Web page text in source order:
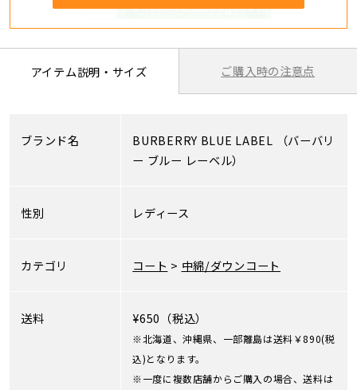
アイテム説明・サイズ ご購入時の注意点
ブランド名 BURBERRY BLUE LABEL （バーバリ
ー ブルー レーベル）
性別 レディース
カテゴリ コート > 中綿/ダウンコート
送料 ¥650（税込）
※北海道、沖縄県、一部離島は送料￥890(税
込)となります。
※一度に複数店舗からご購入の場合、送料は